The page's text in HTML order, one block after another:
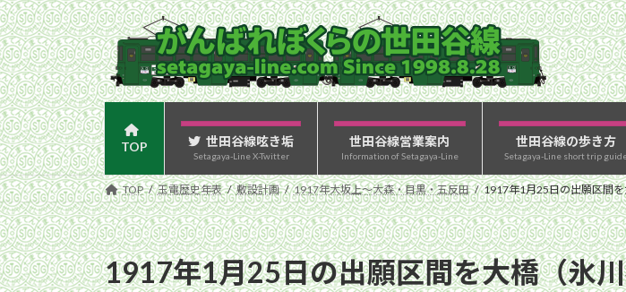
コ
ン
テ
ン
ツ
へ
ス
キ
ッ
プ
ナ
ビ
ゲ
ー
シ
ョ
ン
に
移
動
TOP 世田谷線呟き垢
Setagaya-Line X-Twitter
世田谷線営業案内
Information of Setagaya-Line
世田谷線の歩き方
Setagaya-Line short trip
TOP 玉電歴史年表 敷設計画 1917年大坂上〜大森・目黒・五反田 1917年1月25日の出願区間
1917年1月25日の出願区間を大橋（氷